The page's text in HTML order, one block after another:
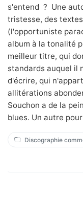
s'entend ? Une
tristesse, des
(l'opportuniste
album à la tonalité
meilleur titre, qui
standards auquel il
d'écrire, qui
allitérations
Souchon a de la
blues. Un autre
Discographie